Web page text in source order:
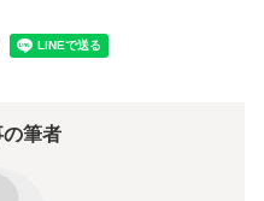
の筆者